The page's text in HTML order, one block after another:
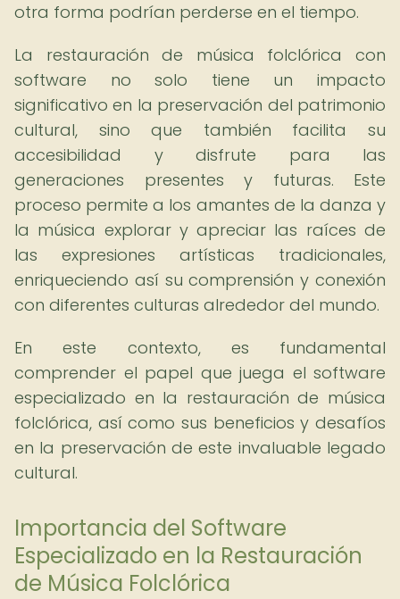
otra forma podrían perderse en el tiempo.
La restauración de música folclórica con
software no solo tiene un impacto
significativo en la preservación del patrimonio
cultural, sino que también facilita su
accesibilidad y disfrute para las
generaciones presentes y futuras. Este
proceso permite a los amantes de la danza y
la música explorar y apreciar las raíces de
las expresiones artísticas tradicionales,
enriqueciendo así su comprensión y conexión
con diferentes culturas alrededor del mundo.
En este contexto, es fundamental
comprender el papel que juega el software
especializado en la restauración de música
folclórica, así como sus beneficios y desafíos
en la preservación de este invaluable legado
cultural.
Importancia del Software
Especializado en la Restauración
de Música Folclórica